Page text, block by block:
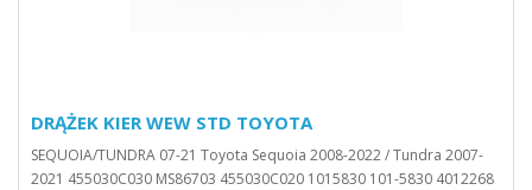
DRĄŻEK KIER WEW STD TOYOTA
SEQUOIA/TUNDRA 07-21 Toyota Sequoia 2008-2022 / Tundra 2007-
2021 455030C030 MS86703 455030C020 1015830 101-5830 4012268